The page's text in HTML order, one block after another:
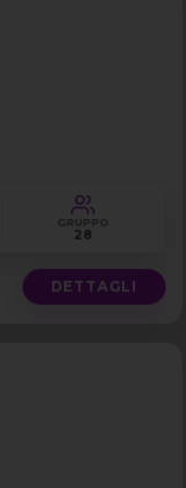
GRUPPO
28
DETTAGLI